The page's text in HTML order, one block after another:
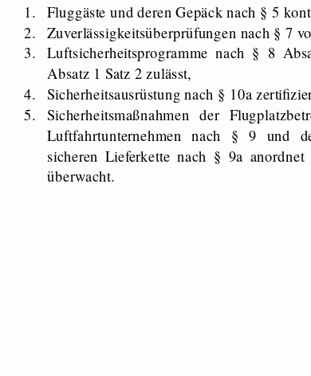
1.
Fluggäste und deren Gepäck nach § 5
2. Zuverlässigkeitsüberprüfungen nach § 7
3.
Luftsicherheitsprogramme nach § 8
Absatz 1 Satz 2 zulässt,
4.
Sicherheitsausrüstung nach § 10a
5.
Sicherheitsmaßnahmen der
Luftfahrtunternehmen nach § 9 und
sicheren Lieferkette nach § 9a
überwacht.